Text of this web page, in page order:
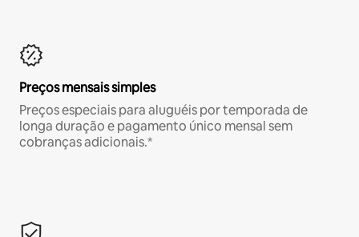
Preços mensais simples
Preços especiais para aluguéis por temporada de
longa duração e pagamento único mensal sem
cobranças adicionais.*